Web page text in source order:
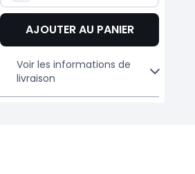
AJOUTER AU PANIER
Voir les informations de
livraison